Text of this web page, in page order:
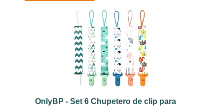
OnlyBP - Set 6 Chupetero de clip para